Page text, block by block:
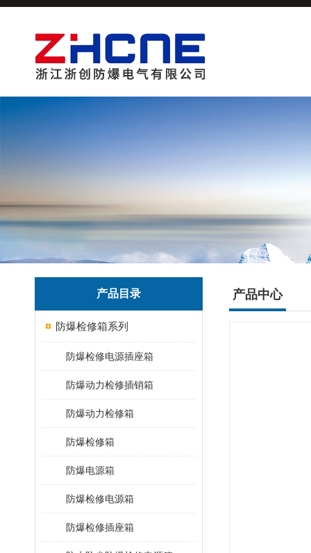
产品目录
防爆检修箱系列
防爆检修电源插座箱
防爆动力检修插销箱
防爆动力检修箱
防爆检修箱
防爆电源箱
防爆检修电源箱
防爆检修插座箱
产品中心